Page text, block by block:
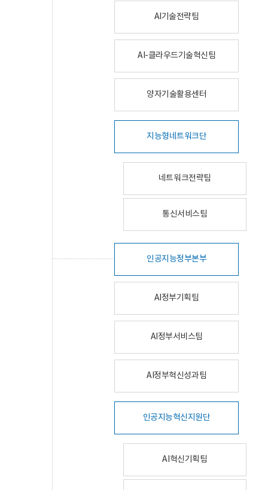
AI기술전략팀
AI-클라우드기술혁신팀
양자기술활용센터
지능형네트워크단
네트워크전략팀
통신서비스팀
인공지능정부본부
AI정부기획팀
AI정부서비스팀
AI정부혁신성과팀
인공지능혁신지원단
AI혁신기획팀